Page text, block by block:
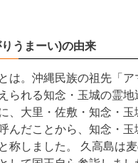
うまーい)の由来
は。沖縄民族の祖先「
られる知念・玉城の霊地
、大里・佐敷・知念・
んだことから、知念・
称しました。 久高島は